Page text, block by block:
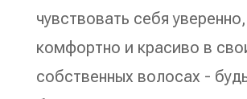
чувствовать себя уверенно,
комфортно и красиво в
собственных волосах -